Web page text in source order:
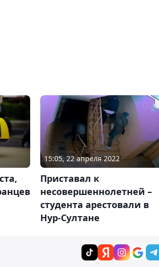
15:05, 22 апреля 2022
Приставал к
несовершеннолетней –
студента арестовали в
Нур-Султане